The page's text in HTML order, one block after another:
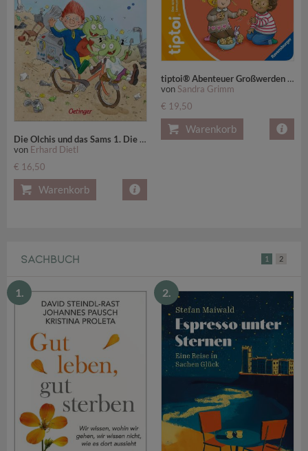
Die Olchis und das Sams 1. Die kaputte Wunschmaschine
von Erhard Dietl
€ 16,50
Warenkorb
tiptoi® Abenteuer Großwerden - Smilla lernt ein gutes Miteinander
von Sandra Grimm
€ 19,50
Warenkorb
SACHBUCH 1 2
1. 2.